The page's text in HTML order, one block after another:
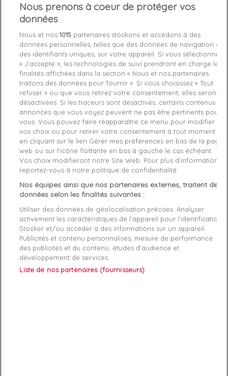
Caractéristiques produit
Détails du produit Fabriquant
Référence AM0AM05476-CJM TU
Fiche technique
Couleur Bleu
Matière cuir
Genre Homme
Rayon Accessoire
Démarque 35 %
Références spécifiques
EAN-13 8719859090262
Nous prenons à coeur de protéger vos
données
Nous et nos1015 partenaires stockons et accédons à des
données personnelles, telles que des données de navigation ou
des identifiants uniques, sur votre appareil. Si vous sélectionnez
« J’accepte », les technologies de suivi prendront en charge les
finalités affichées dans la section « Nous et nos partenaires
traitons des données pour fournir ». Si vous choisissez « Tout
refuser » ou que vous retirez votre consentement, elles seront
désactivées. Si les traceurs sont désactivés, certains contenus et
annonces que vous voyez peuvent ne pas être pertinents pour
vous. Vous pouvez faire réapparaître ce menu pour modifier
vos choix ou pour retirer votre consentement à tout moment
en cliquant sur le lien Gérer mes préférences en bas de la page
web ou sur l’icône flottante en bas à gauche le cas échéant.
Vos choix modifieront notre Site Web. Pour plus d’informations,
reportez-vous à notre politique de confidentialité.
Nos équipes ainsi que nos partenaires externes, traitent des
données selon les finalités suivantes :
Utiliser des données de géolocalisation précises. Analyser
activement les caractéristiques de l’appareil pour l’identification.
Stocker et/ou accéder à des informations sur un appareil.
Publicités et contenu personnalisés, mesure de performance
des publicités et du contenu, études d’audience et
développement de services.
Liste de nos partenaires (fournisseurs)